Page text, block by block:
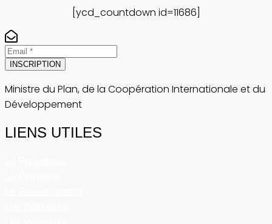
[ycd_countdown id=11686]
INSCRIPTION
Ministre du Plan, de la Coopération Internationale et du
Développement
LIENS UTILES